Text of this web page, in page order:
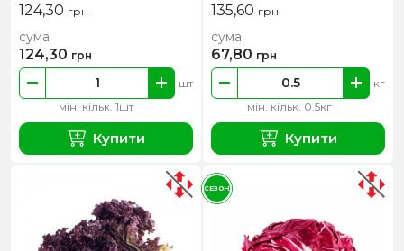
124,30 грн
мін. кільк. 1шт
шт
сума
124,30 грн
Купити
135,60 грн
мін. кільк. 0.5кг
кг
сума
67,80 грн
Купити
СЕЗОН